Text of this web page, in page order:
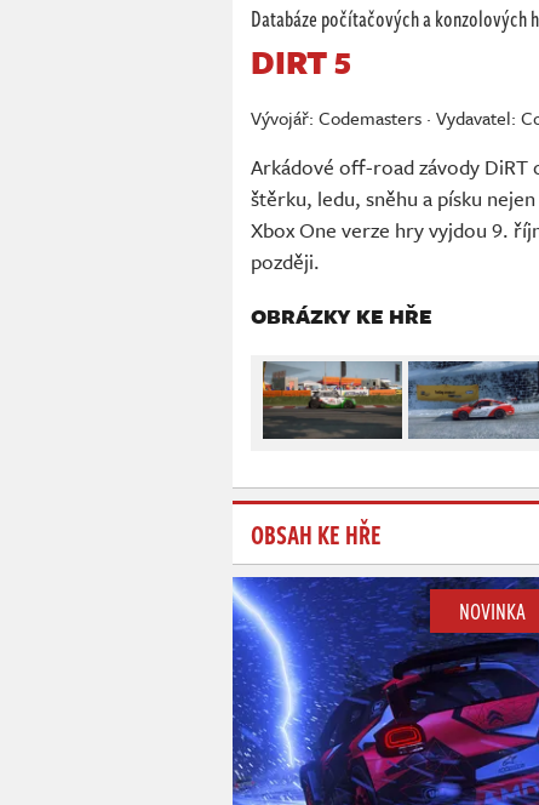
Databáze počítačových a konzolových
DIRT 5
Vývojář: Codemasters · Vydavatel:
Arkádové off-road závody DiRT
štěrku, ledu, sněhu a písku
Xbox One verze hry vyjdou 9.
později.
OBRÁZKY KE HŘE
OBSAH KE HŘE
NOVINKA